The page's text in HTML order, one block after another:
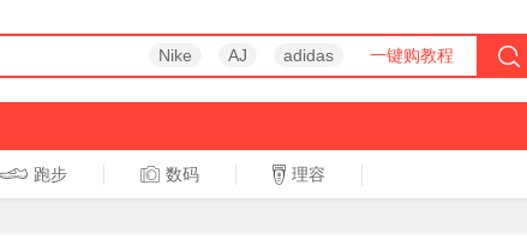
Nike AJ adidas 一键购教程
跑步 数码 理容